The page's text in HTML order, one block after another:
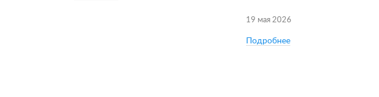
19 мая 2026
Подробнее